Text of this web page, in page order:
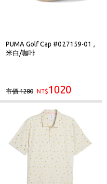
PUMA Golf Cap #027159-01 ,
米白/咖啡
市價 1280 NT$ 1020